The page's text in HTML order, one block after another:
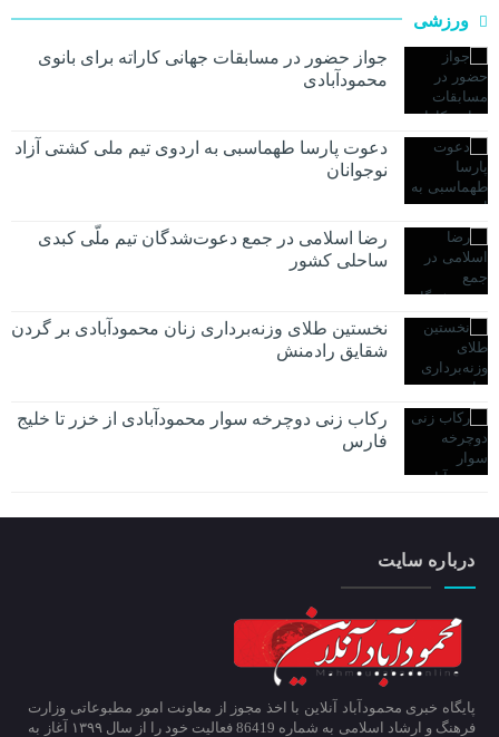
ورزشی
جواز حضور در مسابقات جهانی کاراته برای بانوی
محمودآبادی
دعوت پارسا طهماسبی به اردوی تیم ملی کشتی آزاد
نوجوانان
رضا اسلامی در جمع دعوت‌شدگان تیم ملّی کبدی
ساحلی کشور
نخستین طلای وزنه‌برداری زنان محمودآبادی بر گردن
شقایق رادمنش
رکاب زنی دوچرخه سوار محمودآبادی از خزر تا خلیج
فارس
درباره سایت
پایگاه خبری محمودآباد آنلاین با اخذ مجوز از معاونت امور مطبوعاتی وزارت
فرهنگ و ارشاد اسلامی به شماره 86419 فعالیت خود را از سال ۱۳۹۹ آغاز به